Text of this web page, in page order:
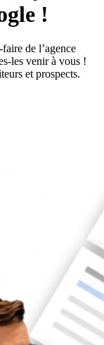
!
de l’agence
les venir à vous !
et prospects.